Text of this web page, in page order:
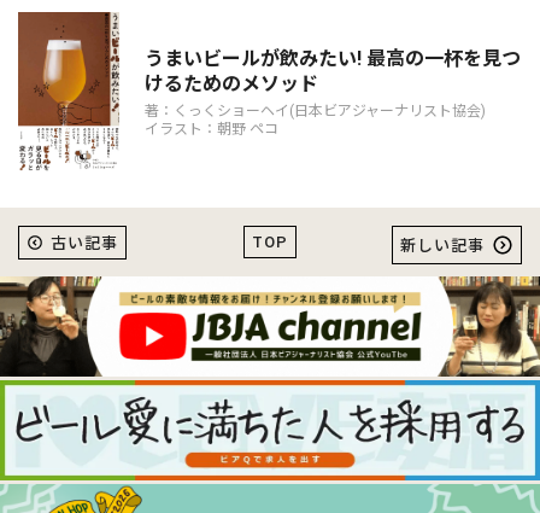
うまいビールが飲みたい! 最高の一杯を見つ
けるためのメソッド
著：くっくショーヘイ(日本ビアジャーナリスト協会)
イラスト：朝野 ペコ
TOP
古い記事 新しい記事